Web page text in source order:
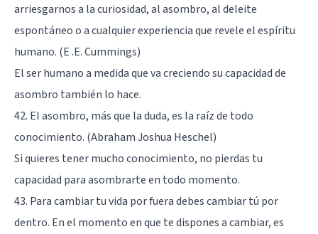
arriesgarnos a la curiosidad, al asombro, al deleite
espontáneo o a cualquier experiencia que revele el espíritu
humano. (E .E. Cummings)
El ser humano a medida que va creciendo su capacidad de
asombro también lo hace.
42. El asombro, más que la duda, es la raíz de todo
conocimiento. (Abraham Joshua Heschel)
Si quieres tener mucho conocimiento, no pierdas tu
capacidad para asombrarte en todo momento.
43. Para cambiar tu vida por fuera debes cambiar tú por
dentro. En el momento en que te dispones a cambiar, es